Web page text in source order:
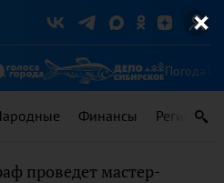
Погода
Финансы Регионы
проведет мастер-